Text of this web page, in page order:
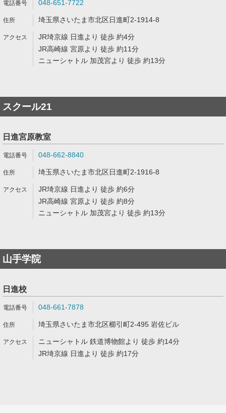
048-651-7722
埼玉県さいたま市北区日進町2-1914-8
JR埼京線 日進より 徒歩 約4分
JR高崎線 宮原より 徒歩 約11分
ニューシャトル 加茂宮より 徒歩 約13分
スクール21
日進宮原教室
048-662-8840
埼玉県さいたま市北区日進町2-1916-8
JR埼京線 日進より 徒歩 約6分
JR高崎線 宮原より 徒歩 約8分
ニューシャトル 加茂宮より 徒歩 約13分
山手学院
日進校
048-661-7878
埼玉県さいたま市北区櫛引町2-495 岩佐ビル
ニューシャトル 鉄道博物館より 徒歩 約14分
JR埼京線 日進より 徒歩 約17分